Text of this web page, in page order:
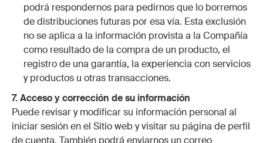
podrá respondernos para pedirnos que lo borremos
de distribuciones futuras por esa vía. Esta exclusión
no se aplica a la información provista a la Compañía
como resultado de la compra de un producto, el
registro de una garantía, la experiencia con servicios
y productos u otras transacciones.
7. Acceso y corrección de su información
Puede revisar y modificar su información personal al
iniciar sesión en el Sitio web y visitar su página de perfil
de cuenta. También podrá enviarnos un correo